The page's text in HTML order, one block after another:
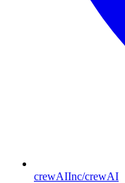
crewAIInc/crewAI